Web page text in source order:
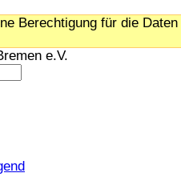
Berechtigung für die
e.V.